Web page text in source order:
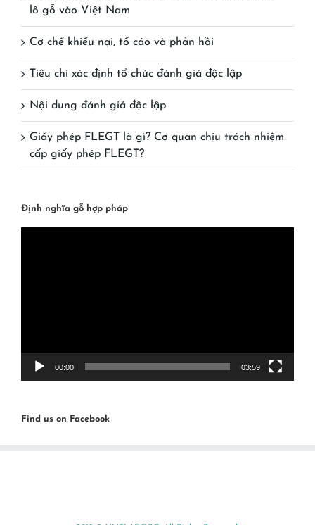
lô gỗ vào Việt Nam
Cơ chế khiếu nại, tố cáo và phản hồi
Tiêu chí xác định tổ chức đánh giá độc lập
Nội dung đánh giá độc lập
Giấy phép FLEGT là gì? Cơ quan chịu trách nhiệm
cấp giấy phép FLEGT?
Định nghĩa gỗ hợp pháp
00:00 03:59
Find us on Facebook